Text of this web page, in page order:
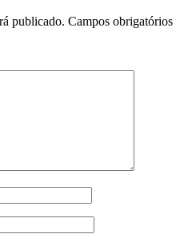
publicado. Campos obrigatórios